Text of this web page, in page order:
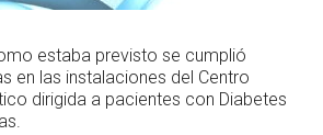
estaba previsto se cumplió
en las instalaciones del Centro
dirigida a pacientes con Diabetes